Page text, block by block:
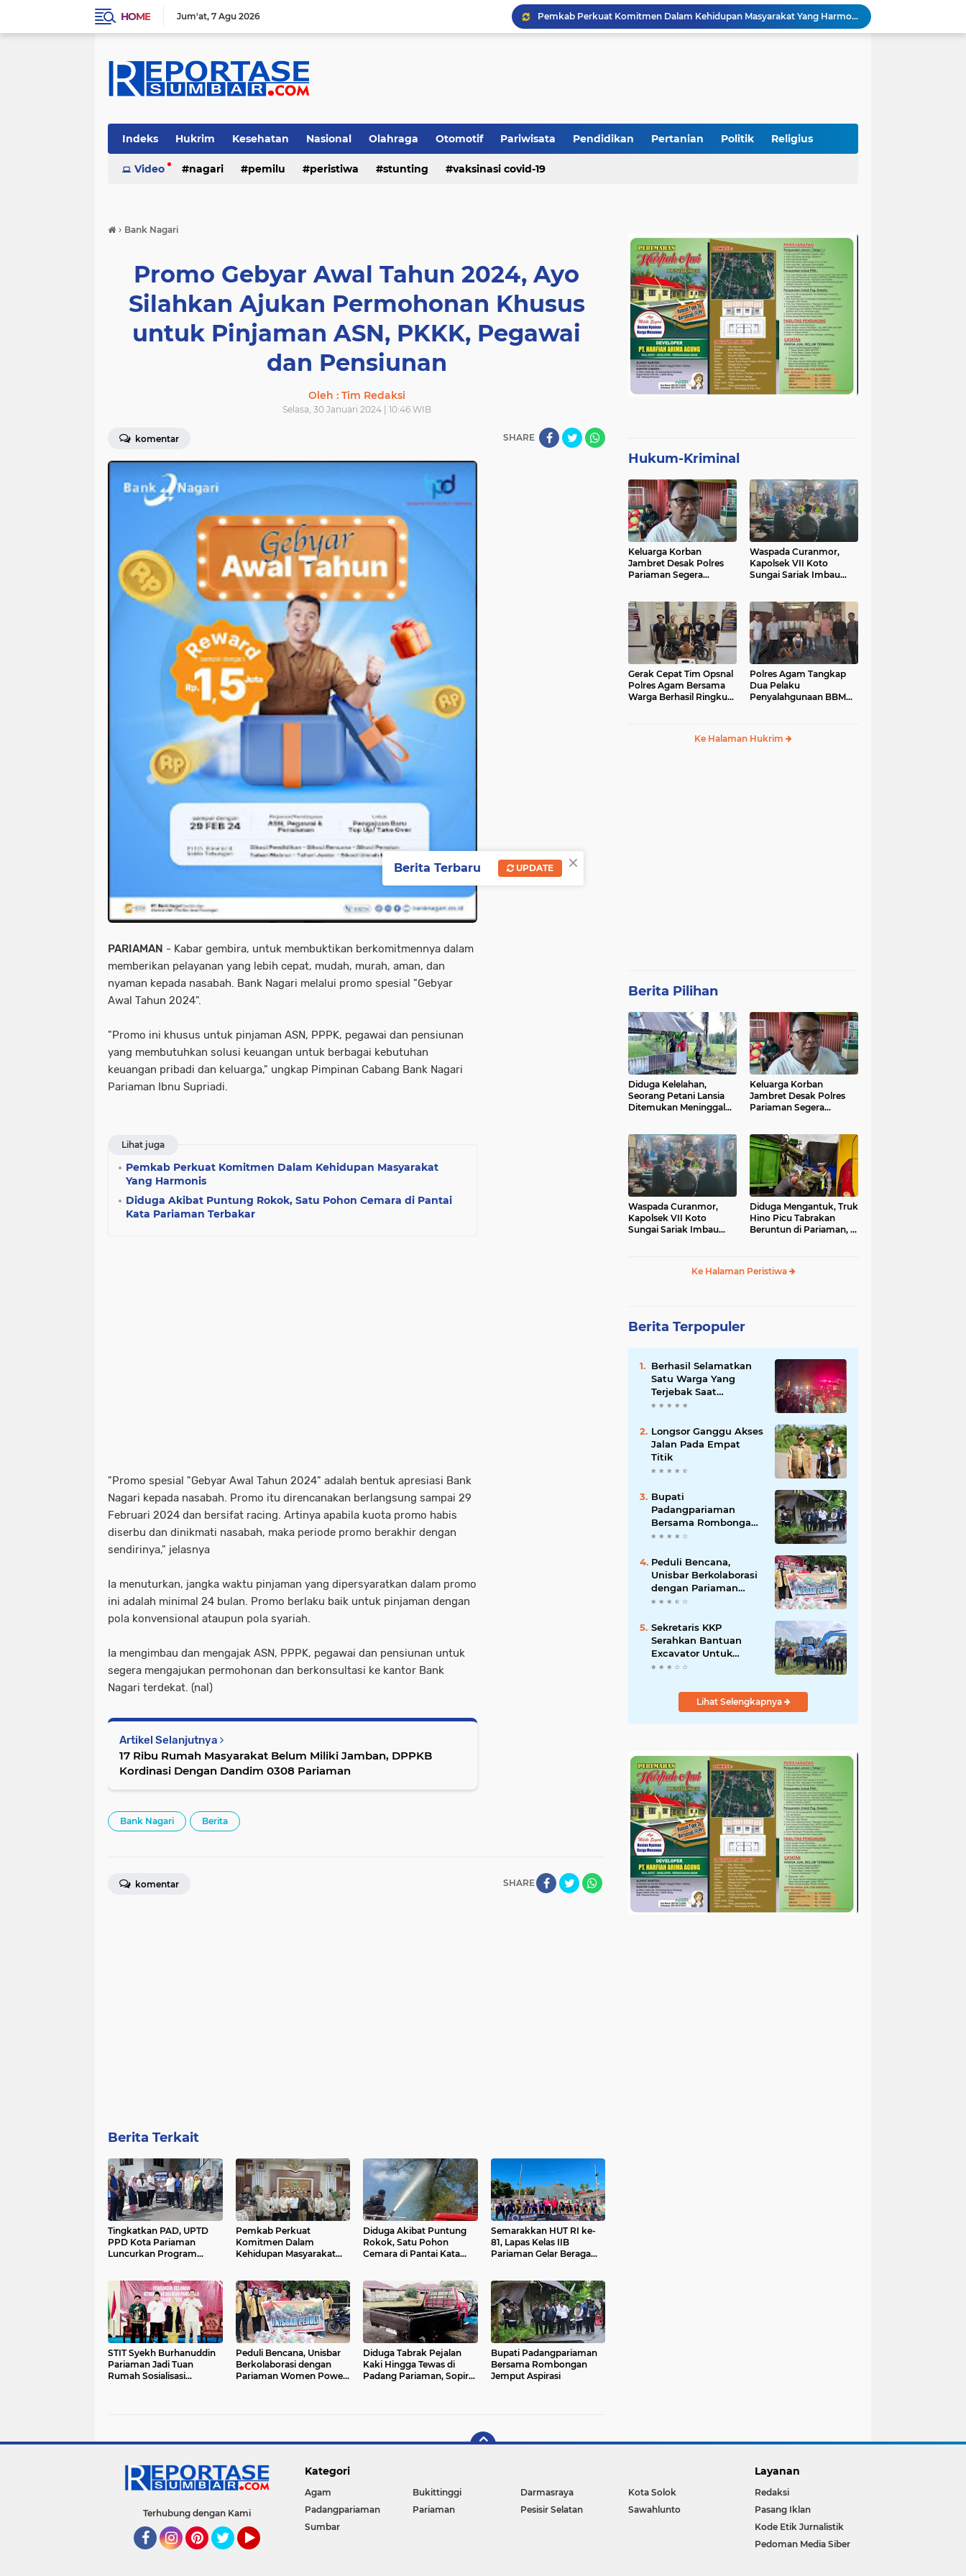
HOME Jum'at 7 Agu 2026
Pemkab Perkuat Komitmen Dalam Kehidupan Masyarakat Yang Harmonis
Diduga Akibat Puntung Rokok, Satu Pohon Cemara di Pantai Kata Pariaman Terbakar
Longsor Ganggu Akses Jalan Pada Empat Titik
Presiden Diminta Jadikan Pertemuan dengan Kepala Daerah sebagai Momentum Reformasi Sistemik
Indeks Hukrim Kesehatan Nasional Olahraga Otomotif Pariwisata Pendidikan Pertanian Politik Religius
Video nagari pemilu peristiwa stunting vaksinasi covid-19
› Bank Nagari
Promo Gebyar Awal Tahun 2024, Ayo
Silahkan Ajukan Permohonan Khusus
untuk Pinjaman ASN, PKKK, Pegawai
dan Pensiunan
Oleh : Tim Redaksi
Selasa, 30 Januari 2024 | 10:46 WIB
komentar SHARE
PARIAMAN - Kabar gembira, untuk membuktikan berkomitmennya dalam
memberikan pelayanan yang lebih cepat, mudah, murah, aman, dan
nyaman kepada nasabah. Bank Nagari melalui promo spesial "Gebyar
Awal Tahun 2024".
"Promo ini khusus untuk pinjaman ASN, PPPK, pegawai dan pensiunan
yang membutuhkan solusi keuangan untuk berbagai kebutuhan
keuangan pribadi dan keluarga," ungkap Pimpinan Cabang Bank Nagari
Pariaman Ibnu Supriadi.
Lihat juga
Pemkab Perkuat Komitmen Dalam Kehidupan Masyarakat
Yang Harmonis
Diduga Akibat Puntung Rokok, Satu Pohon Cemara di Pantai
Kata Pariaman Terbakar
"Promo spesial "Gebyar Awal Tahun 2024" adalah bentuk apresiasi Bank
Nagari kepada nasabah. Promo itu direncanakan berlangsung sampai 29
Februari 2024 dan bersifat racing. Artinya apabila kuota promo habis
diserbu dan dinikmati nasabah, maka periode promo berakhir dengan
sendirinya," jelasnya
Ia menuturkan, jangka waktu pinjaman yang dipersyaratkan dalam promo
ini adalah minimal 24 bulan. Promo berlaku baik untuk pinjaman dengan
pola konvensional ataupun pola syariah.
Ia mengimbau dan mengajak ASN, PPPK, pegawai dan pensiunan untuk
segera mengajukan permohonan dan berkonsultasi ke kantor Bank
Nagari terdekat. (nal)
Artikel Selanjutnya
17 Ribu Rumah Masyarakat Belum Miliki Jamban, DPPKB
Kordinasi Dengan Dandim 0308 Pariaman
Bank Nagari Berita
SHARE
komentar
Berita Terkait
Tingkatkan PAD, UPTD
PPD Kota Pariaman
Luncurkan Program
Pemkab Perkuat
Komitmen Dalam
Kehidupan Masyarakat
Diduga Akibat Puntung
Rokok, Satu Pohon
Cemara di Pantai Kata
Semarakkan HUT RI ke-
81, Lapas Kelas IIB
Pariaman Gelar Beragam
STIT Syekh Burhanuddin
Pariaman Jadi Tuan
Rumah Sosialisasi
Peduli Bencana, Unisbar
Berkolaborasi dengan
Pariaman Women Power
Diduga Tabrak Pejalan
Kaki Hingga Tewas di
Padang Pariaman, Sopir
Bupati Padangpariaman
Bersama Rombongan
Jemput Aspirasi
Hukum-Kriminal
Keluarga Korban
Jambret Desak Polres
Pariaman Segera
Waspada Curanmor,
Kapolsek VII Koto
Sungai Sariak Imbau
Gerak Cepat Tim Opsnal
Polres Agam Bersama
Warga Berhasil Ringkus
Polres Agam Tangkap
Dua Pelaku
Penyalahgunaan BBM
Ke Halaman Hukrim
Berita Pilihan
Diduga Kelelahan,
Seorang Petani Lansia
Ditemukan Meninggal
Keluarga Korban
Jambret Desak Polres
Pariaman Segera
Waspada Curanmor,
Kapolsek VII Koto
Sungai Sariak Imbau
Diduga Mengantuk, Truk
Hino Picu Tabrakan
Beruntun di Pariaman, 5
Ke Halaman Peristiwa
Berita Terpopuler
Berhasil Selamatkan
Satu Warga Yang
Terjebak Saat
Kebakaran
Longsor Ganggu Akses
Jalan Pada Empat
Titik
Bupati
Padangpariaman
Bersama Rombongan
Jemput Aspirasi
Peduli Bencana,
Unisbar Berkolaborasi
dengan Pariaman
Women Power
untuk Korban Banjir di
Padang
Sekretaris KKP
Serahkan Bantuan
Excavator Untuk
Pelaku Usaha
Lihat Selengkapnya
Terhubung dengan Kami
Kategori
Agam Bukittinggi Darmasraya
Kota Solok
Padangpariaman
Pariaman Pesisir Selatan
Sawahlunto
Sumbar
Layanan
Redaksi
Pasang Iklan
Kode Etik Jurnalistik
Pedoman Media Siber
×
Berita Terbaru UPDATE